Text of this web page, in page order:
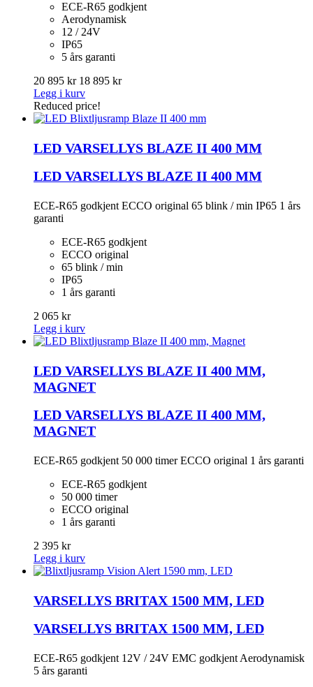
ECE-R65 godkjent
Aerodynamisk
12 / 24V
IP65
5 års garanti
20 895 kr 18 895 kr
Legg i kurv
Reduced price!
LED VARSELLYS BLAZE II 400 MM
LED VARSELLYS BLAZE II 400 MM
ECE-R65 godkjent ECCO original 65 blink / min IP65 1 års
garanti
ECE-R65 godkjent
ECCO original
65 blink / min
IP65
1 års garanti
2 065 kr
Legg i kurv
LED VARSELLYS BLAZE II 400 MM,
MAGNET
LED VARSELLYS BLAZE II 400 MM,
MAGNET
ECE-R65 godkjent 50 000 timer ECCO original 1 års garanti
ECE-R65 godkjent
50 000 timer
ECCO original
1 års garanti
2 395 kr
Legg i kurv
VARSELLYS BRITAX 1500 MM, LED
VARSELLYS BRITAX 1500 MM, LED
ECE-R65 godkjent 12V / 24V EMC godkjent Aerodynamisk
5 års garanti